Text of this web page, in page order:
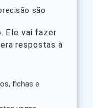
são
Ele vai fazer
respostas à
fichas e